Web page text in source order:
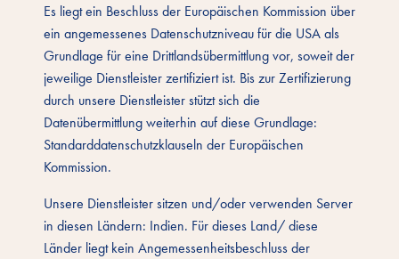
Es liegt ein Beschluss der Europäischen Kommission über
ein angemessenes Datenschutzniveau für die USA als
Grundlage für eine Drittlandsübermittlung vor, soweit der
jeweilige Dienstleister zertifiziert ist. Bis zur Zertifizierung
durch unsere Dienstleister stützt sich die
Datenübermittlung weiterhin auf diese Grundlage:
Standarddatenschutzklauseln der Europäischen
Kommission.
Unsere Dienstleister sitzen und/oder verwenden Server
in diesen Ländern: Indien. Für dieses Land/ diese
Länder liegt kein Angemessenheitsbeschluss der